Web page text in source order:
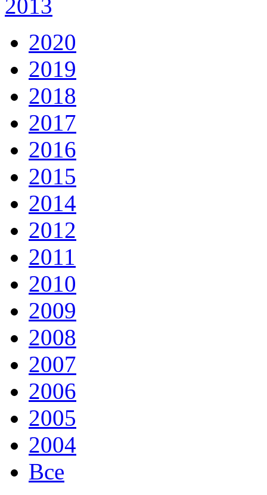
2013
2020
2019
2018
2017
2016
2015
2014
2012
2011
2010
2009
2008
2007
2006
2005
2004
Все